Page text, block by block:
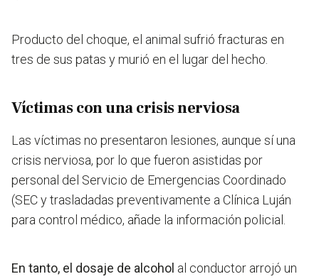
Producto del choque, el animal sufrió fracturas en
tres de sus patas y murió en el lugar del hecho.
Víctimas con una crisis nerviosa
Las víctimas no presentaron lesiones, aunque sí una
crisis nerviosa, por lo que fueron asistidas por
personal del Servicio de Emergencias Coordinado
(SEC y trasladadas preventivamente a Clínica Luján
para control médico, añade la información policial.
En tanto, el dosaje de alcohol al conductor arrojó un